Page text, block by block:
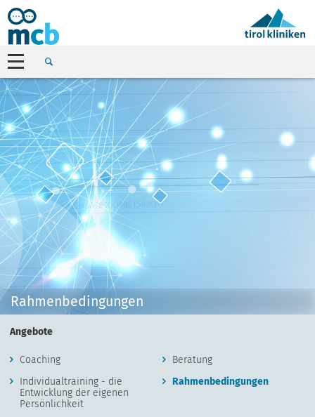
Rahmenbedingungen
Angebote
Coaching
Individualtraining - die
Entwicklung der eigenen
Persönlichkeit
Beratung
Rahmenbedingungen